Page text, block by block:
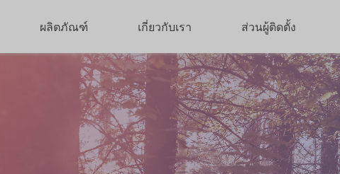
ผลิตภัณฑ์ เกี่ยวกับเรา ส่วนผู้ติดตั้ง